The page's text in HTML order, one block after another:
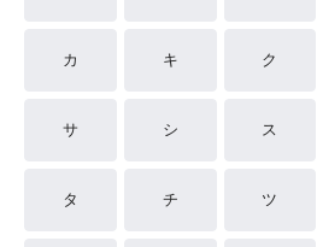
カ キ ク
サ シ ス
タ チ ツ